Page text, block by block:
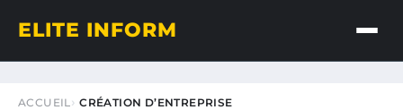
ELITE INFORM
ACCUEIL CRÉATION D’ENTREPRISE